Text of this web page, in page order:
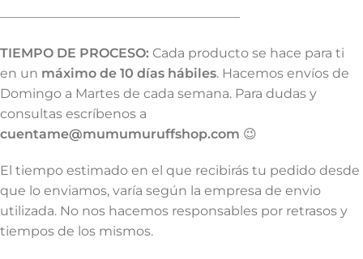
——————————————————–
TIEMPO DE PROCESO: Cada producto se hace para ti
en un máximo de 10 días hábiles. Hacemos envíos de
Domingo a Martes de cada semana. Para dudas y
consultas escríbenos a
cuentame@mumumuruffshop.com 😉
El tiempo estimado en el que recibirás tu pedido desde
que lo enviamos, varía según la empresa de envio
utilizada. No nos hacemos responsables por retrasos y
tiempos de los mismos.